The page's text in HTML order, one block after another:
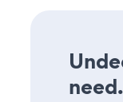
need.